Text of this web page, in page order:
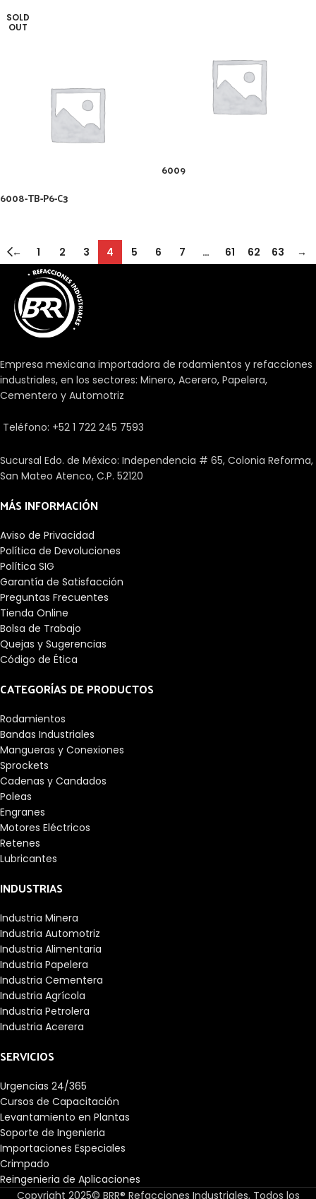
SOLD
OUT
6008-TB-P6-C3
6009
← 1 2 3 4 5 6 7 … 61 62 63 →
Empresa mexicana importadora de rodamientos y refacciones
industriales, en los sectores: Minero, Acerero, Papelera,
Cementero y Automotriz
Teléfono: +52 1 722 245 7593
Sucursal Edo. de México: Independencia # 65, Colonia Reforma,
San Mateo Atenco, C.P. 52120
MÁS INFORMACIÓN
Aviso de Privacidad
Política de Devoluciones
Política SIG
Garantía de Satisfacción
Preguntas Frecuentes
Tienda Online
Bolsa de Trabajo
Quejas y Sugerencias
Código de Ética
CATEGORÍAS DE PRODUCTOS
Rodamientos
Bandas Industriales
Mangueras y Conexiones
Sprockets
Cadenas y Candados
Poleas
Engranes
Motores Eléctricos
Retenes
Lubricantes
INDUSTRIAS
Industria Minera
Industria Automotriz
Industria Alimentaria
Industria Papelera
Industria Cementera
Industria Agrícola
Industria Petrolera
Industria Acerera
SERVICIOS
Urgencias 24/365
Cursos de Capacitación
Levantamiento en Plantas
Soporte de Ingenieria
Importaciones Especiales
Crimpado
Reingenieria de Aplicaciones
Copyright 2025© BRR® Refacciones Industriales, Todos los